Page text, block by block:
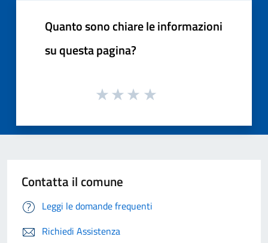
Quanto sono chiare le informazioni
su questa pagina?
Contatta il comune
Leggi le domande frequenti
Richiedi Assistenza